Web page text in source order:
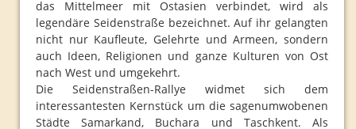
Programm
Organisation
Routen
Rückblick
das Mittelmeer mit Ostasien verbindet, wird als
legendäre Seidenstraße bezeichnet. Auf ihr gelangten
nicht nur Kaufleute, Gelehrte und Armeen, sondern
auch Ideen, Religionen und ganze Kulturen von Ost
nach West und umgekehrt.
Die Seidenstraßen-Rallye widmet sich dem
interessantesten Kernstück um die sagenumwobenen
Städte Samarkand, Buchara und Taschkent. Als